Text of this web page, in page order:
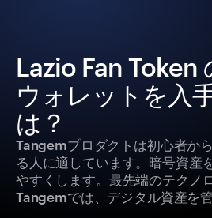
Lazio Fan Token
ウォレットを入
は？
Tangemプロダクトは初心者か
る人に適しています。暗号資産
やすくします。最先端のテクノ
Tangemでは、デジタル資産を